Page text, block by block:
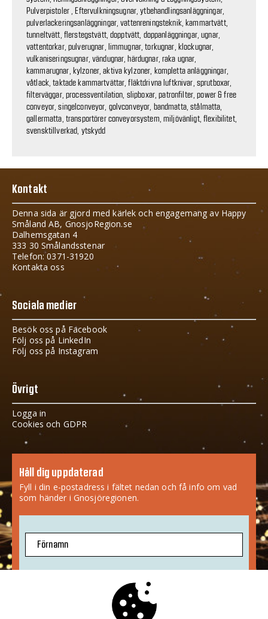
Pulverpistoler , Eftervulkningsugnar, ytbehandlingsanläggningar,
pulverlackeringsanläggningar, vattenreningsteknik, kammartvätt,
tunneltvätt, flerstegstvätt, dopptvätt, doppanläggningar, ugnar,
vattentorkar, pulverugnar, limmugnar, torkugnar, klockugnar,
vulkaniseringsugnar, vändugnar, härdugnar, raka ugnar,
kammarugnar, kylzoner, aktiva kylzoner, kompletta anläggningar,
våtlack, taktade kammartvättar, fläktdrivna luftknivar, sprutboxar,
filterväggar, processventilation, slipboxar, patronfilter, power & free
conveyor, singelconveyor, golvconveyor, bandmatta, stålmatta,
gallermatta, transportörer conveyorsystem, miljövänligt, flexibilitet,
svensktillverkad, ytskydd
Kontakt
Denna sida är gjord med kärlek och engagemang av Happy
Småland AB, GnosjoRegion.se
Dalhemsgatan 4
333 30 Smålandsstenar
Telefon: 0371-31920
Kontakta oss
Sociala medier
Besök oss på Facebook
Följ oss på LinkedIn
Följ oss på Instagram
Övrigt
Logga in
Cookies och GDPR
Håll dig uppdaterad
Fyll i din e-postadress i fältet nedan och få info om vad
som händer i Gnosjöregionen.
Förnamn
Jag godkänner att mina uppgifter sparas.